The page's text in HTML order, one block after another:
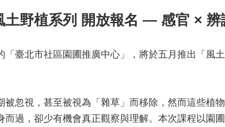
土野植系列 開放報名 — 感官 ×
「臺北市社區園圃推廣中心」，將於五月推出「風
被忽視，甚至被視為「雜草」而移除，然而這些植
而過，卻少有機會真正觀察與理解。本次課程以園